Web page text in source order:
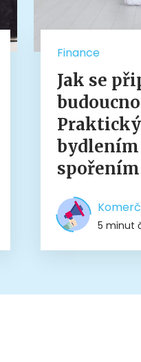
Finance
Jak se
bydlením
5 minut